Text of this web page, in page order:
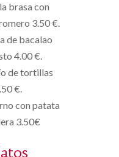
brasa con
3.50 €.
de bacalao
4.00 €.
de tortillas
€.
con patata
3.50€